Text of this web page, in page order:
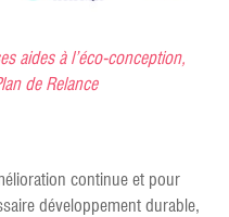
aides à l’éco-conception,
de Relance
continue et pour
développement durable,